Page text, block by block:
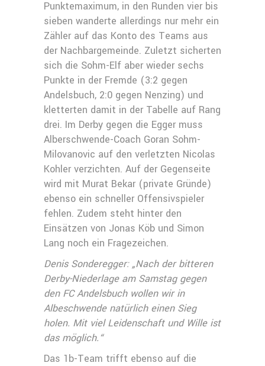
Punktemaximum, in den Runden vier bis
sieben wanderte allerdings nur mehr ein
Zähler auf das Konto des Teams aus
der Nachbargemeinde. Zuletzt sicherten
sich die Sohm-Elf aber wieder sechs
Punkte in der Fremde (3:2 gegen
Andelsbuch, 2:0 gegen Nenzing) und
kletterten damit in der Tabelle auf Rang
drei. Im Derby gegen die Egger muss
Alberschwende-Coach Goran Sohm-
Milovanovic auf den verletzten Nicolas
Kohler verzichten. Auf der Gegenseite
wird mit Murat Bekar (private Gründe)
ebenso ein schneller Offensivspieler
fehlen. Zudem steht hinter den
Einsätzen von Jonas Köb und Simon
Lang noch ein Fragezeichen.
Denis Sonderegger: „Nach der bitteren
Derby-Niederlage am Samstag gegen
den FC Andelsbuch wollen wir in
Albeschwende natürlich einen Sieg
holen. Mit viel Leidenschaft und Wille ist
das möglich.“
Das 1b-Team trifft ebenso auf die